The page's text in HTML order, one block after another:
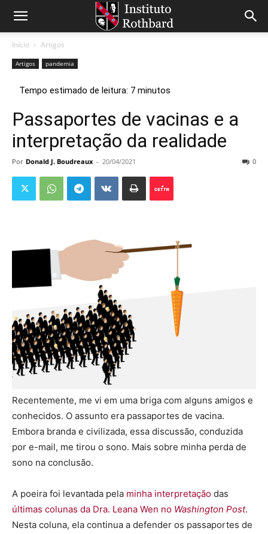
Início Artigos
Artigos pandemia
Passaportes de vacinas e a
interpretação da realidade
Por Donald J. Boudreaux - 20/04/2021 0
Recentemente, me vi em uma briga com alguns amigos e
conhecidos. O assunto era passaportes de vacina.
Embora branda e civilizada, essa discussão, conduzida
por e-mail, me tirou o sono. Mais sobre minha perda de
sono na conclusão.
A poeira foi levantada pela minha interpretação das
últimas colunas da Dra. Leana Wen no Washington Post.
Nesta coluna, ela continua a defender os passaportes de